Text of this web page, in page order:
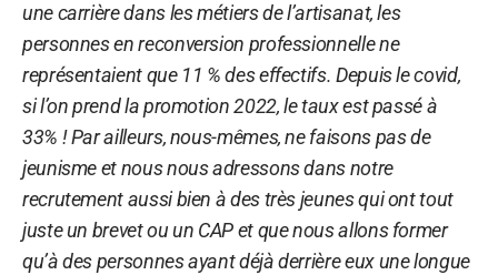
une carrière dans les métiers de l’artisanat, les
personnes en reconversion professionnelle ne
représentaient que 11 % des effectifs. Depuis le covid,
si l’on prend la promotion 2022, le taux est passé à
33% !Par ailleurs, nous-mêmes, ne faisons pas de
jeunisme et nous nous adressons dans notre
recrutement aussi bien à des très jeunes qui ont tout
juste un brevet ou un CAP et que nous allons former
qu’à des personnes ayant déjà derrière eux une longue